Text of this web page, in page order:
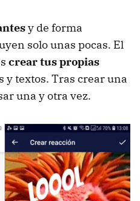
y de forma
solo unas pocas. El
crear tus propias
y textos. Tras crear una
una y otra vez.